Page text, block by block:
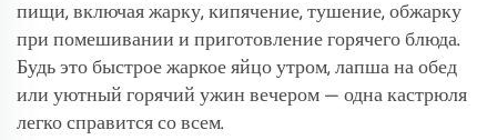
пищи, включая жарку, кипячение, тушение, обжарку
при помешивании и приготовление горячего блюда.
Будь это быстрое жаркое яйцо утром, лапша на обед
или уютный горячий ужин вечером — одна кастрюля
легко справится со всем.